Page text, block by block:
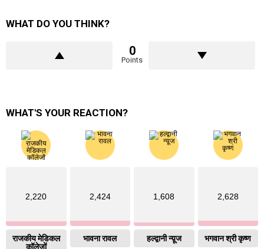
WHAT DO YOU THINK?
0
Points
WHAT'S YOUR REACTION?
2,220
राजकीय मेडिकल
कॉलेजों
2,424
भावना रावल
1,608
हल्द्वानी न्य़ूज
2,628
भगवान श्री कृष्ण